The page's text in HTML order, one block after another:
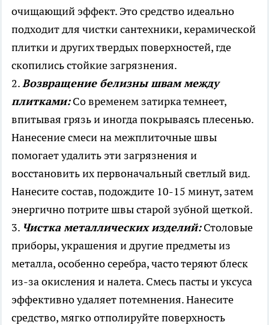
очищающий эффект. Это средство идеально
подходит для чистки сантехники, керамической
плитки и других твердых поверхностей, где
скопились стойкие загрязнения.
2.Возвращение белизны швам между
плитками:Со временем затирка темнеет,
впитывая грязь и иногда покрываясь плесенью.
Нанесение смеси на межплиточные швы
помогает удалить эти загрязнения и
восстановить их первоначальный светлый вид.
Нанесите состав, подождите 10-15 минут, затем
энергично потрите швы старой зубной щеткой.
3. Чистка металлических изделий:Столовые
приборы, украшения и другие предметы из
металла, особенно серебра, часто теряют блеск
из-за окисления и налета. Смесь пасты и уксуса
эффективно удаляет потемнения. Нанесите
средство, мягко отполируйте поверхность